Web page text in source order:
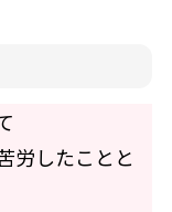
労したことと